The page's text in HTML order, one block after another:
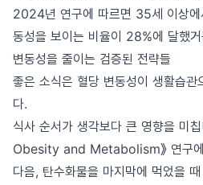
2024년 연구에 따르면 35세 이상에
동성을 보이는 비율이 28%에 달했거
변동성을 줄이는 검증된 전략들
좋은 소식은 혈당 변동성이 생활습관
다.
식사 순서가 생각보다 큰 영향을 미
Obesity and Metabolism》 연구에
다음, 탄수화물을 마지막에 먹었을